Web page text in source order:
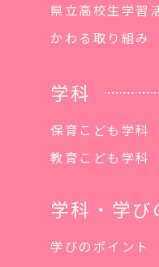
県立高校生学習
かわる取り組み
学科
保育こども学科
教育こども学科
学科・学び
学びのポイント